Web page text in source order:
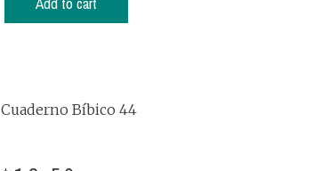
Cuaderno Bíbico 44